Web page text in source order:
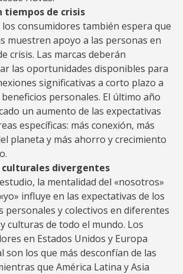
tiempos de crisis
los consumidores también espera que
muestren apoyo a las personas en
crisis. Las marcas deberán
las oportunidades disponibles para
significativas a corto plazo a
personales. El último año
un aumento de las expectativas
específicas: más conexión, más
planeta y más ahorro y crecimiento
culturales divergentes
la mentalidad del «nosotros»
influye en las expectativas de los
personales y colectivos en diferentes
culturas de todo el mundo. Los
en Estados Unidos y Europa
son los que más desconfían de las
que América Latina y Asia